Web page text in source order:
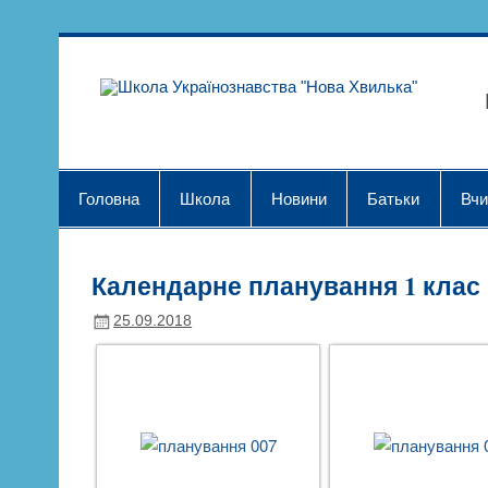
Головна Школа Новини Батьки
Календарне планування 1 клас
25.09.2018